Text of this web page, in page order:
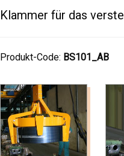
Klammer für das
Produkt-Code: BS101_AB